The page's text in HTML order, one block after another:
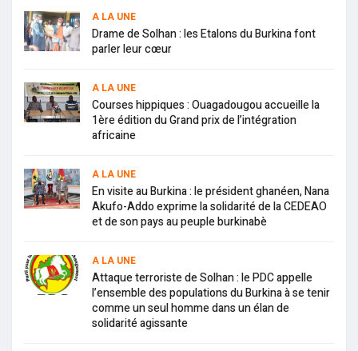
A LA UNE
Drame de Solhan : les Etalons du Burkina font
parler leur cœur
A LA UNE
Courses hippiques : Ouagadougou accueille la
1ère édition du Grand prix de l’intégration
africaine
A LA UNE
En visite au Burkina : le président ghanéen, Nana
Akufo-Addo exprime la solidarité de la CEDEAO
et de son pays au peuple burkinabè
A LA UNE
Attaque terroriste de Solhan : le PDC appelle
l’ensemble des populations du Burkina à se tenir
comme un seul homme dans un élan de
solidarité agissante